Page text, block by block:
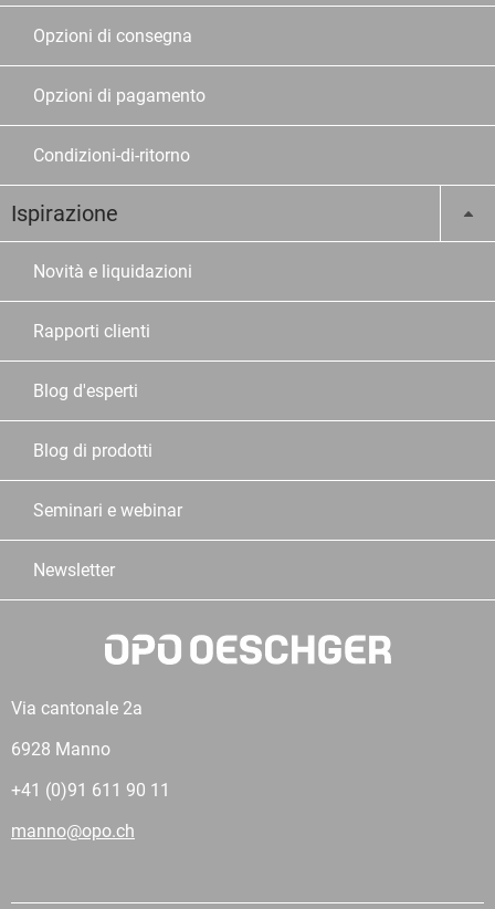
Opzioni di consegna
Opzioni di pagamento
Condizioni-di-ritorno
Ispirazione
Novità e liquidazioni
Rapporti clienti
Blog d'esperti
Blog di prodotti
Seminari e webinar
Newsletter
Via cantonale 2a
6928 Manno
+41 (0)91 611 90 11
manno@opo.ch